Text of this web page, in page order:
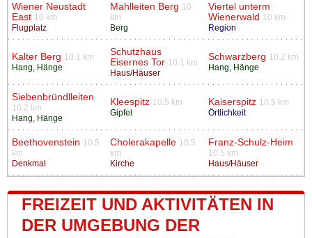
Wiener Neustadt
East 10 km
Flugplatz
Mahlleiten Berg 10
km
Berg
Viertel unterm
Wienerwald 10 km
Region
Kalter Berg 10.1 km
Hang, Hänge
Schutzhaus
Eisernes Tor 10.1 km
Haus/Häuser
Schwarzberg 10.2 km
Hang, Hänge
Siebenbründlleiten
10.2 km
Hang, Hänge
Kleespitz 10.5 km
Gipfel
Kaiserspitz 10.5 km
Örtlichkeit
Beethovenstein 10.5
km
Denkmal
Cholerakapelle 10.5
km
Kirche
Franz-Schulz-Heim
10.5 km
Haus/Häuser
FREIZEIT UND AKTIVITÄTEN IN
DER UMGEBUNG DER